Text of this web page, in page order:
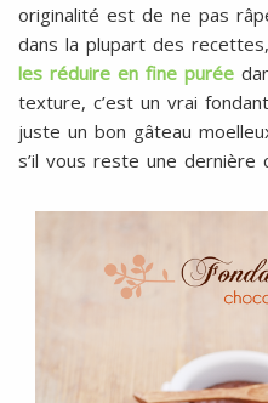
originalité est de ne pas
dans la plupart des
les réduire en fine purée
texture, c’est un vrai
juste un bon gâteau
s’il vous reste une dernière